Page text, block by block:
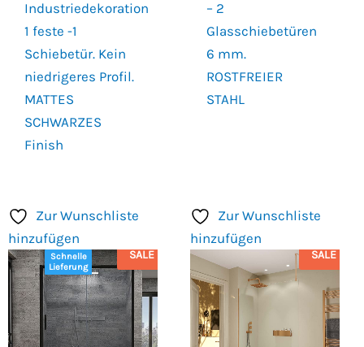
Industriedekoration
1 feste -1
Schiebetür. Kein
niedrigeres Profil.
MATTES
SCHWARZES
Finish
– 2
Glasschiebetüren
6 mm.
ROSTFREIER
STAHL
Zur Wunschliste
hinzufügen
Schnelle
Lieferung
SALE
Zur Wunschliste
hinzufügen
SALE